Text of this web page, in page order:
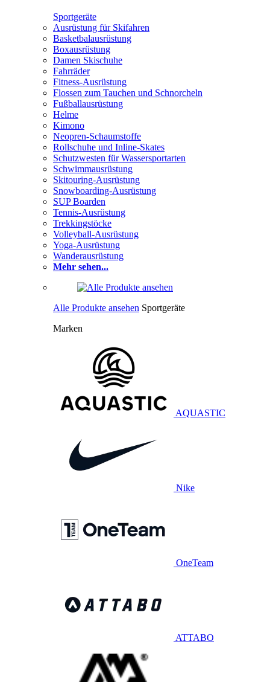
Sportgeräte
Ausrüstung für Skifahren
Basketbalausrüstung
Boxausrüstung
Damen Skischuhe
Fahrräder
Fitness-Ausrüstung
Flossen zum Tauchen und Schnorcheln
Fußballausrüstung
Helme
Kimono
Neopren-Schaumstoffe
Rollschuhe und Inline-Skates
Schutzwesten für Wassersportarten
Schwimmausrüstung
Skitouring-Ausrüstung
Snowboarding-Ausrüstung
SUP Boarden
Tennis-Ausrüstung
Trekkingstöcke
Volleyball-Ausrüstung
Yoga-Ausrüstung
Wanderausrüstung
Mehr sehen...
Alle Produkte ansehen Sportgeräte
Marken
AQUASTIC
Nike
OneTeam
ATTABO